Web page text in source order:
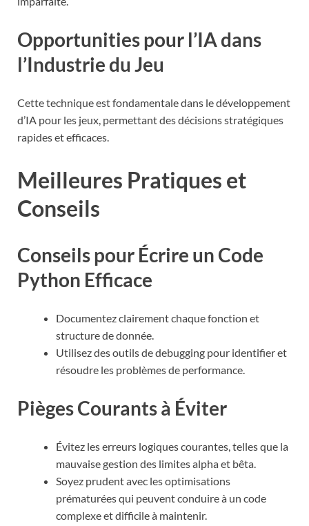
Opportunities pour l’IA dans
l’Industrie du Jeu
Cette technique est fondamentale dans le développement
d’IA pour les jeux, permettant des décisions stratégiques
rapides et efficaces.
Meilleures Pratiques et
Conseils
Conseils pour Écrire un Code
Python Efficace
Documentez clairement chaque fonction et
structure de donnée.
Utilisez des outils de debugging pour identifier et
résoudre les problèmes de performance.
Pièges Courants à Éviter
Évitez les erreurs logiques courantes, telles que la
mauvaise gestion des limites alpha et bêta.
Soyez prudent avec les optimisations
prématurées qui peuvent conduire à un code
complexe et difficile à maintenir.